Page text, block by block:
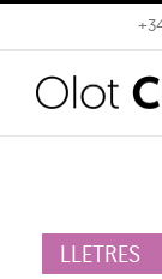
to
content
LLETRES